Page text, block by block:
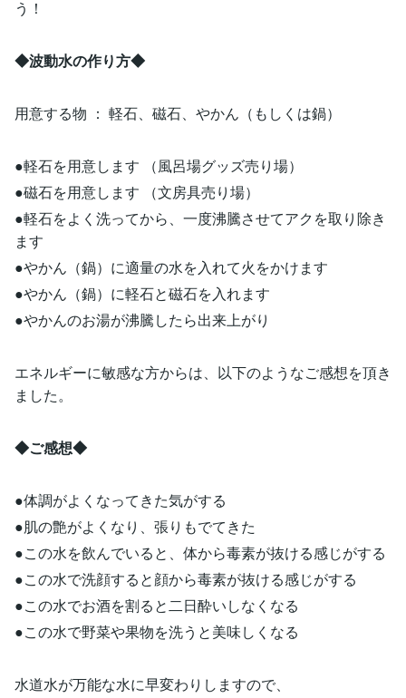
う！
◆波動水の作り方◆
用意する物 ： 軽石、磁石、やかん（もしくは鍋）
●軽石を用意します （風呂場グッズ売り場）
●磁石を用意します （文房具売り場）
●軽石をよく洗ってから、一度沸騰させてアクを取り除き
ます
●やかん（鍋）に適量の水を入れて火をかけます
●やかん（鍋）に軽石と磁石を入れます
●やかんのお湯が沸騰したら出来上がり
エネルギーに敏感な方からは、以下のようなご感想を頂き
ました。
◆ご感想◆
●体調がよくなってきた気がする
●肌の艶がよくなり、張りもでてきた
●この水を飲んでいると、体から毒素が抜ける感じがする
●この水で洗顔すると顔から毒素が抜ける感じがする
●この水でお酒を割ると二日酔いしなくなる
●この水で野菜や果物を洗うと美味しくなる
水道水が万能な水に早変わりしますので、